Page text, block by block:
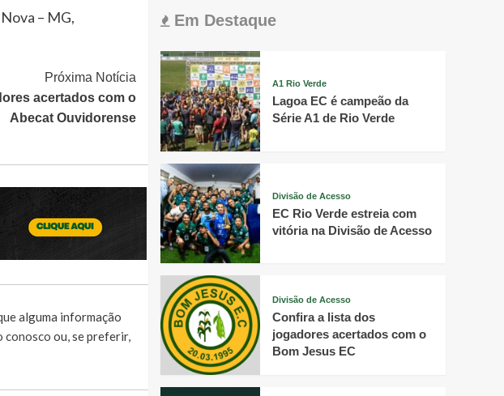
– MG,
Próxima Notícia
acertados com o
Abecat Ouvidorense
alguma informação
conosco ou, se preferir,
Em Destaque
A1 Rio Verde
Lagoa EC é campeão da
Série A1 de Rio Verde
Divisão de Acesso
EC Rio Verde estreia com
vitória na Divisão de Acesso
Divisão de Acesso
Confira a lista dos
jogadores acertados com o
Bom Jesus EC